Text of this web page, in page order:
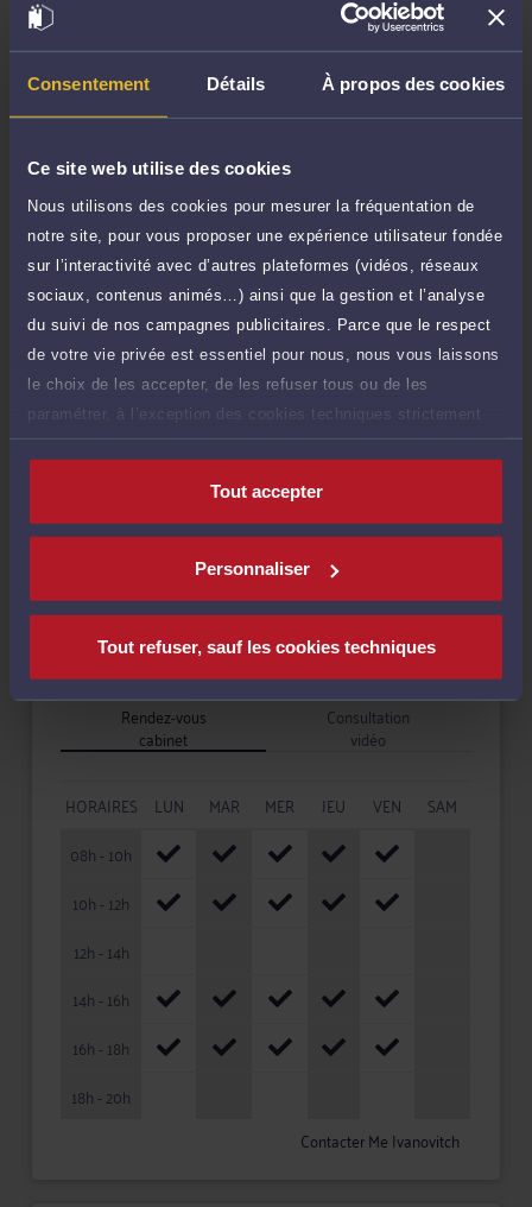
Consentement Détails À propos des cookies
Ce site web utilise des cookies
Nous utilisons des cookies pour mesurer la fréquentation de
notre site, pour vous proposer une expérience utilisateur fondée
sur l’interactivité avec d’autres plateformes (vidéos, réseaux
sociaux, contenus animés…) ainsi que la gestion et l’analyse
du suivi de nos campagnes publicitaires. Parce que le respect
de votre vie privée est essentiel pour nous, nous vous laissons
le choix de les accepter, de les refuser tous ou de les
paramétrer, à l’exception des cookies techniques strictement
nécessaires au fonctionnement du site.
Tout accepter
Personnaliser
Tout refuser, sauf les cookies techniques
Consulter par écrit
Compétences
Droit public
Droit immobilier
Droit pénal
Langues
Disponibilités
Rendez-vous
cabinet
Consultation
vidéo
HORAIRES LUN MAR MER JEU VEN
SAM
08h - 10h
10h - 12h
12h - 14h
14h - 16h
16h - 18h
18h - 20h
Contacter Me Ivanovitch